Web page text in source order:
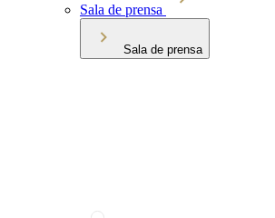
Sala de prensa
Sala de prensa